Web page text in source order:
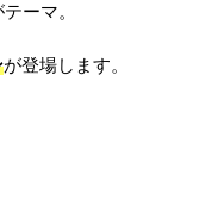
ーマ。
が登場します。